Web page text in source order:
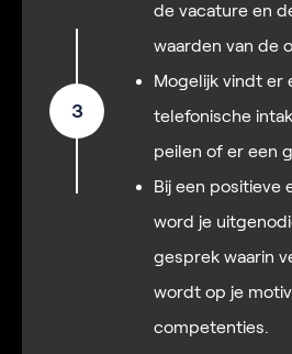
3
de vacature en
waarden van de
Mogelijk vindt er
telefonische
peilen of er een
Bij een positieve
word je
gesprek waarin
wordt op je
competenties.